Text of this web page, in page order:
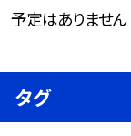
予定はありません
タグ